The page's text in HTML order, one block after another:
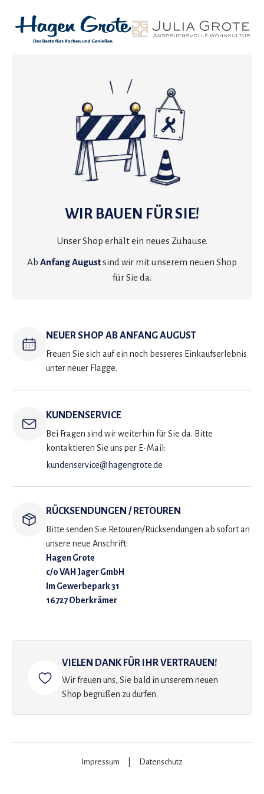
WIR BAUEN FÜR SIE!
Unser Shop erhält ein neues Zuhause.
Ab Anfang Augustsind wir mit unserem neuen Shop
für Sie da.
NEUER SHOP AB ANFANG AUGUST
Freuen Sie sich auf ein noch besseres Einkaufserlebnis
unter neuer Flagge.
KUNDENSERVICE
Bei Fragen sind wir weiterhin für Sie da. Bitte
kontaktieren Sie uns per E-Mail:
kundenservice@hagengrote.de
RÜCKSENDUNGEN / RETOUREN
Bitte senden Sie Retouren/Rücksendungen ab sofort an
unsere neue Anschrift:
Hagen Grote
c/o VAH Jager GmbH
Im Gewerbepark 31
16727 Oberkrämer
VIELEN DANK FÜR IHR VERTRAUEN!
Wir freuen uns, Sie bald in unserem neuen
Shop begrüßen zu dürfen.
Impressum Datenschutz